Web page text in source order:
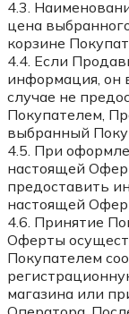
4.3.
цена
корзине
4.4. Если
информация, он
случае не
Покупателем,
выбранный
4.5. При
настоящей
предоставить
настоящей
4.6. Принятие
Оферты
Покупателем
магазина или